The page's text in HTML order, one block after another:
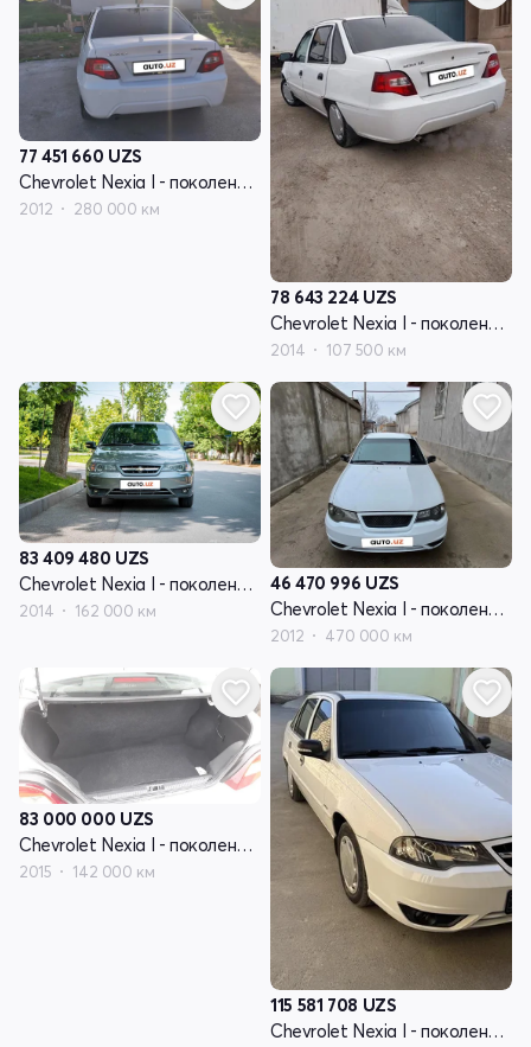
77 451 660 UZS
Chevrolet Nexia I - поколение рестайлинг
2012 280 000 км
78 643 224 UZS
Chevrolet Nexia I - поколение рестайлинг
2014 107 500 км
83 409 480 UZS
Chevrolet Nexia I - поколение рестайлинг
2014 162 000 км
46 470 996 UZS
Chevrolet Nexia I - поколение рестайлинг
2012 470 000 км
83 000 000 UZS
Chevrolet Nexia I - поколение рестайлинг
2015 142 000 км
115 581 708 UZS
Chevrolet Nexia I - поколение рестайлинг